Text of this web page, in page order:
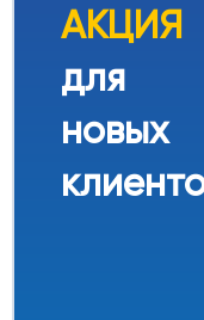
АКЦИЯ
для
новых